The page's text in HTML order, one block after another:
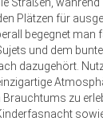
Plätzen für
begegnet man
und dem
dazugehört.
zu